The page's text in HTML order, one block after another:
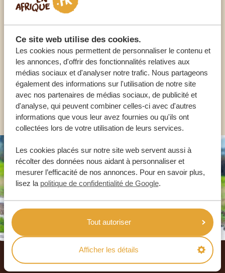
Ce site web utilise des cookies.
Les cookies nous permettent de personnaliser le contenu et
les annonces, d'offrir des fonctionnalités relatives aux
médias sociaux et d'analyser notre trafic. Nous partageons
également des informations sur l'utilisation de notre site
avec nos partenaires de médias sociaux, de publicité et
d'analyse, qui peuvent combiner celles-ci avec d'autres
informations que vous leur avez fournies ou qu'ils ont
collectées lors de votre utilisation de leurs services.
Les cookies placés sur notre site web servent aussi à
récolter des données nous aidant à personnaliser et
mesurer l’efficacité de nos annonces. Pour en savoir plus,
lisez la politique de confidentialité de Google.
Tout autoriser
Afficher les détails
Appelez un expert
NOS SPÉCIALISTES SONT LÀ POUR VOUS
FR:+33 2 57 88 00 88
AUTRES PAYS
Footer
NOS CLIENTS NOUS RECOMMANDENT